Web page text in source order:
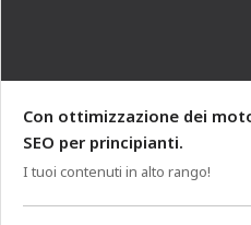
Con ottimizzazione dei
SEO per principianti.
I tuoi contenuti in alto rango!